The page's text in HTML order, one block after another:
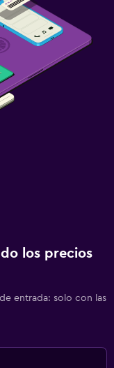
los precios
entrada: solo con las